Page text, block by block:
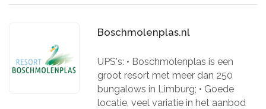
Boschmolenplas.nl
UPS's: • Boschmolenplas is een
groot resort met meer dan 250
bungalows in Limburg; • Goede
locatie, veel variatie in het aanbod